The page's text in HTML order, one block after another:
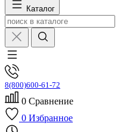
Каталог
8(800)600-61-72
0 Сравнение
0 Избранное